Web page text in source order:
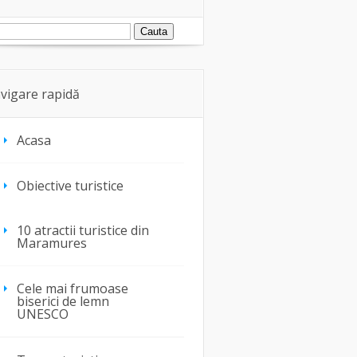
rapidă
Acasa
Obiective turistice
10 atractii turistice din
Maramures
Cele mai frumoase
biserici de lemn
UNESCO